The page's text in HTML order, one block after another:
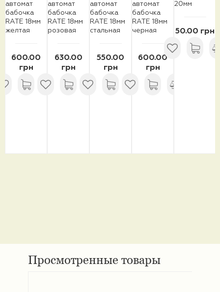
автомат
бабочка
RATE 18мм
желтая
600.00
грн
автомат
бабочка
RATE 18мм
розовая
630.00
грн
автомат
бабочка
RATE 18мм
стальная
550.00
грн
автомат
бабочка
RATE 18мм
черная
600.00
грн
20мм
50.00 грн
Просмотренные товары